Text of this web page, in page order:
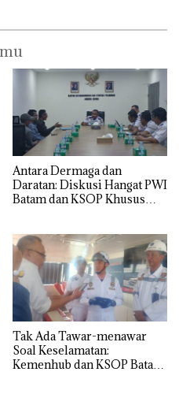
Antara Dermaga dan
Daratan: Diskusi Hangat PWI
Batam dan KSOP Khusus
Tak Ada Tawar-menawar
Soal Keselamatan:
Kemenhub dan KSOP Batam